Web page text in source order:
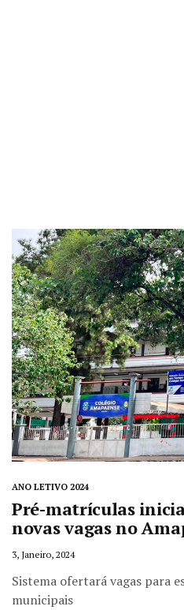
ANO LETIVO 2024
Pré-matrículas
novas vagas no
3, Janeiro, 2024
Sistema ofertará vagas para
municipais